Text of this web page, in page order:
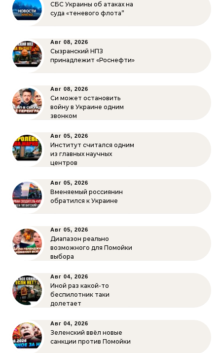
СБС Украины об атаках на
суда «теневого флота”
Авг 08, 2026
Сызранский НПЗ
принадлежит «Роснефти»
Авг 08, 2026
Си может остановить
войну в Украине одним
звонком
Авг 05, 2026
Институт считался одним
из главных научных
центров
Авг 05, 2026
Вменяемый россиянин
обратился к Украине
Авг 05, 2026
Диапазон реально
возможного для Помойки
выбора
Авг 04, 2026
Иной раз какой-то
беспилотник таки
долетает
Авг 04, 2026
Зеленский ввёл новые
санкции против Помойки